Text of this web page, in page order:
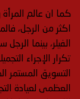
كما ان عالم
اكثر من الرجل،
الفيلر، بينما
تكرار الإجراء
التسويق المستمر
العظمى لعيادة